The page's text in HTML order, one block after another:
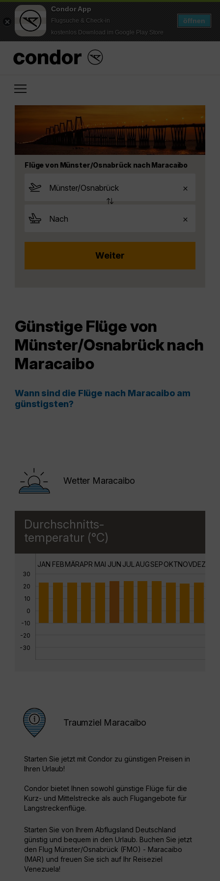
Condor App
Flugsuche & Check-in
kostenlos Download im Google Play Store
öffnen
Flüge von Münster/Osnabrück nach Maracaibo
Günstige Flüge von
Münster/Osnabrück nach
Maracaibo
Wann sind die Flüge nach Maracaibo am
günstigsten?
Wetter Maracaibo
Durchschnitts-
temperatur (°C)
30
20
10
0
-10
-20
-30
JAN FEBMÄRAPR MAI JUN JUL AUGSEPOKTNOVDEZ
Traumziel Maracaibo
Starten Sie jetzt mit Condor zu günstigen Preisen in
Ihren Urlaub!
Condor bietet Ihnen sowohl günstige Flüge für die
Kurz- und Mittelstrecke als auch Flugangebote für
Langstreckenflüge.
Starten Sie von Ihrem Abflugsland Deutschland
günstig und bequem in den Urlaub. Buchen Sie jetzt
den Flug Münster/Osnabrück (FMO) - Maracaibo
(MAR) und freuen Sie sich auf Ihr Reiseziel
Venezuela!